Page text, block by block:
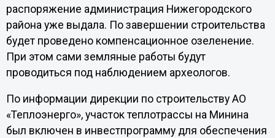
распоряжение администрация Нижегородского
района уже выдала. По завершении строительства
будет проведено компенсационное озеленение.
При этом сами земляные работы будут
проводиться под наблюдением археологов.
По информации дирекции по строительству АО
«Теплоэнерго», участок теплотрассы на Минина
был включен в инвестпрограмму для обеспечения